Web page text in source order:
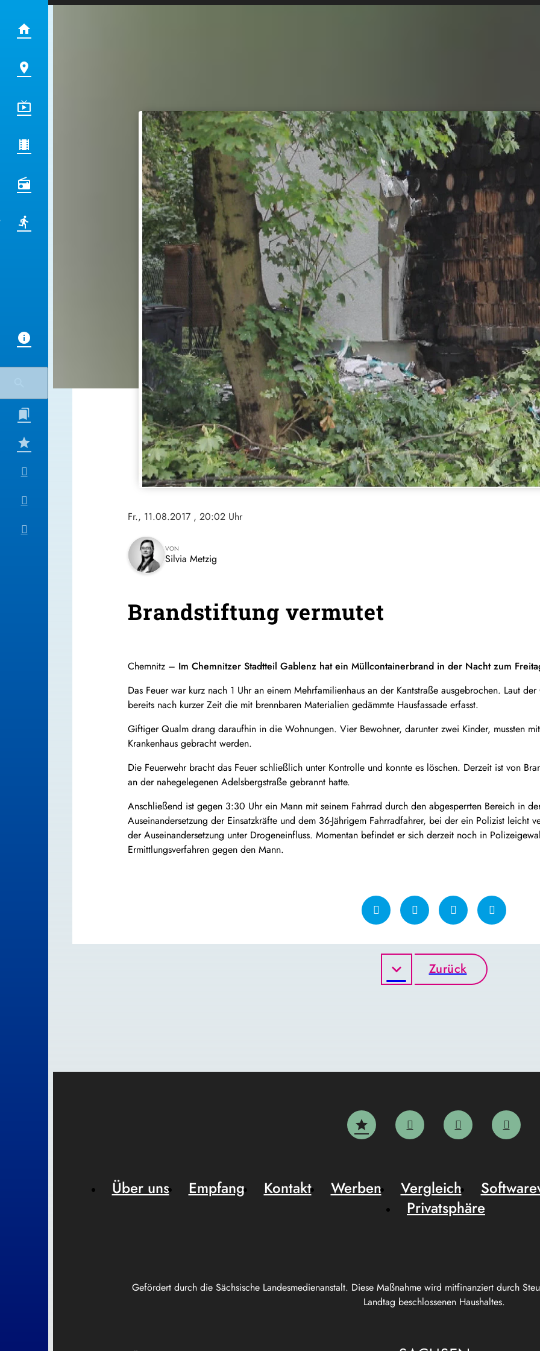
Fr., 11.08.2017 , 20:02 Uhr
VON
Silvia Metzig
Brandstiftung vermutet
Chemnitz – Im Chemnitzer Stadtteil Gablenz hat ein Müllcontainerbrand in der Nacht zum
Das Feuer war kurz nach 1 Uhr an einem Mehrfamilienhaus an der Kantstraße ausgebrochen. Laut
bereits nach kurzer Zeit die mit brennbaren Materialien gedämmte Hausfassade erfasst.
Giftiger Qualm drang daraufhin in die Wohnungen. Vier Bewohner, darunter zwei Kinder, mussten
Krankenhaus gebracht werden.
Die Feuerwehr bracht das Feuer schließlich unter Kontrolle und konnte es löschen. Derzeit ist von
an der nahegelegenen Adelsbergstraße gebrannt hatte.
Anschließend ist gegen 3:30 Uhr ein Mann mit seinem Fahrrad durch den abgesperrten Bereich in
Auseinandersetzung der Einsatzkräfte und dem 36-Jährigem Fahrradfahrer, bei der ein Polizist leicht
der Auseinandersetzung unter Drogeneinfluss. Momentan befindet er sich derzeit noch in
Ermittlungsverfahren gegen den Mann.
Zurück
Gefördert durch die Sächsische Landesmedienanstalt. Diese Maßnahme wird mitfinanziert durch
Landtag beschlossenen Haushaltes.
Über uns Empfang Kontakt Werben Vergleich
Privatsphäre